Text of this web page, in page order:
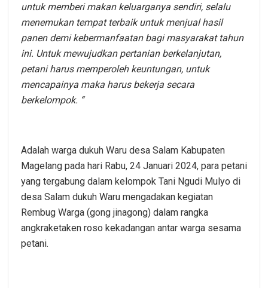
untuk memberi makan keluarganya sendiri, selalu
menemukan tempat terbaik untuk menjual hasil
panen demi kebermanfaatan bagi masyarakat tahun
ini. Untuk mewujudkan pertanian berkelanjutan,
petani harus memperoleh keuntungan, untuk
mencapainya maka harus bekerja secara
berkelompok. “
Adalah warga dukuh Waru desa Salam Kabupaten
Magelang pada hari Rabu, 24 Januari 2024, para petani
yang tergabung dalam kelompok Tani Ngudi Mulyo di
desa Salam dukuh Waru mengadakan kegiatan
Rembug Warga (gong jinagong) dalam rangka
angkraketaken roso kekadangan antar warga sesama
petani.